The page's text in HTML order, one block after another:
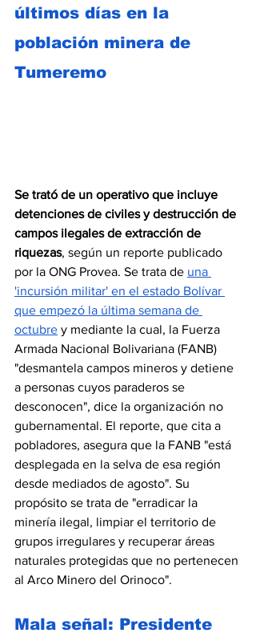
últimos días en la
población minera de
Tumeremo
Se trató de un operativo que incluye
detenciones de civiles y destrucción de
campos ilegales de extracción de
riquezas, según un reporte publicado
por la ONG Provea. Se trata de una
'incursión militar' en el estado Bolívar
que empezó la última semana de
octubre y mediante la cual, la Fuerza
Armada Nacional Bolivariana (FANB)
"desmantela campos mineros y detiene
a personas cuyos paraderos se
desconocen", dice la organización no
gubernamental. El reporte, que cita a
pobladores, asegura que la FANB "está
desplegada en la selva de esa región
desde mediados de agosto". Su
propósito se trata de "erradicar la
minería ilegal, limpiar el territorio de
grupos irregulares y recuperar áreas
naturales protegidas que no pertenecen
al Arco Minero del Orinoco".
Mala señal: Presidente